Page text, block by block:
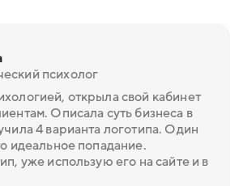
психолог
открыла свой кабинет
Описала суть бизнеса в
4 варианта логотипа. Один
идеальное попадание.
уже использую его на сайте и в